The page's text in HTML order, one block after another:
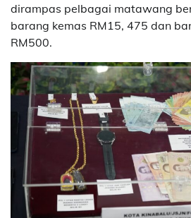
dirampas pelbagai matawang
barang kemas RM15, 475 dan
RM500.